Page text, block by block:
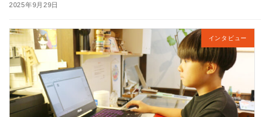
2025年9月29日
インタビュー